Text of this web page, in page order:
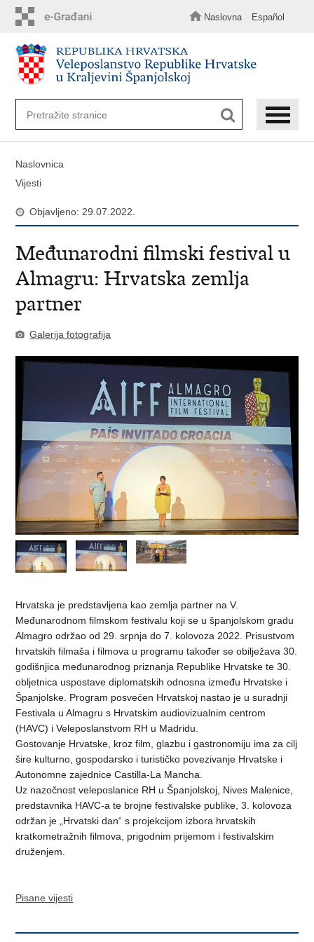
sadržaj
Naslovna Español
Naslovnica
Vijesti
Objavljeno: 29.07.2022.
Međunarodni filmski festival u
Almagru: Hrvatska zemlja
partner
Galerija fotografija
Hrvatska je predstavljena kao zemlja partner na V.
Međunarodnom filmskom festivalu koji se u španjolskom gradu
Almagro održao od 29. srpnja do 7. kolovoza 2022. Prisustvom
hrvatskih filmaša i filmova u programu također se obilježava 30.
godišnjica međunarodnog priznanja Republike Hrvatske te 30.
obljetnica uspostave diplomatskih odnosna između Hrvatske i
Španjolske. Program posvećen Hrvatskoj nastao je u suradnji
Festivala u Almagru s Hrvatskim audiovizualnim centrom
(HAVC) i Veleposlanstvom RH u Madridu.
Gostovanje Hrvatske, kroz film, glazbu i gastronomiju ima za cilj
šire kulturno, gospodarsko i turističko povezivanje Hrvatske i
Autonomne zajednice Castilla-La Mancha.
Uz nazočnost veleposlanice RH u Španjolskoj, Nives Malenice,
predstavnika HAVC-a te brojne festivalske publike, 3. kolovoza
održan je „Hrvatski dan“ s projekcijom izbora hrvatskih
kratkometražnih filmova, prigodnim prijemom i festivalskim
druženjem.
Pisane vijesti